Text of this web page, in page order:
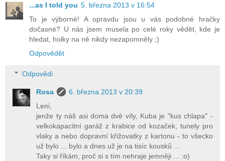
...as I told you 5. března 2013 v 16:54
To je výborné! A opravdu jsou u vás podobné hračky
dočasné? U nás jsem musela po celé roky vědět, kde je
hledat, holky na ně nikdy nezapomněly ;)
Odpovědět
Odpovědi
Rosa
6. března 2013 v 20:39
Leni,
jenže ty náš asi doma dvě víly, Kuba je "kus chlapa" -
velkokapacitní garáž z krabice od kozaček, tunely pro
vlaky a nebo dopravní křižovatky z kartonu - to všecko
už bylo ... bylo a dnes už je na tisíc kousků ...
Taky si říkám, proč si s tím nehraje jemněji ... :o)